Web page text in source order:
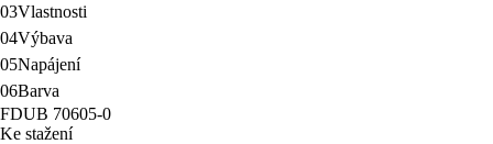
03Vlastnosti
04Výbava
05Napájení
06Barva
FDUB 70605-0
Ke stažení